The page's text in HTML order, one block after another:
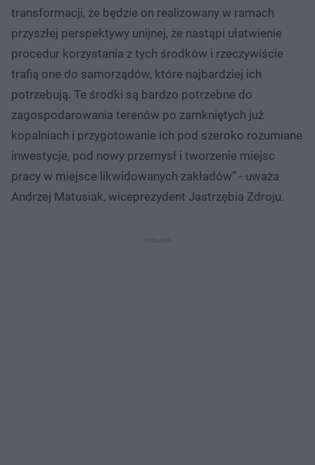
transformacji, że będzie on realizowany w ramach
przyszłej perspektywy unijnej, że nastąpi ułatwienie
procedur korzystania z tych środków i rzeczywiście
trafią one do samorządów, które najbardziej ich
potrzebują. Te środki są bardzo potrzebne do
zagospodarowania terenów po zamkniętych już
kopalniach i przygotowanie ich pod szeroko rozumiane
inwestycje, pod nowy przemysł i tworzenie miejsc
pracy w miejsce likwidowanych zakładów” - uważa
Andrzej Matusiak, wiceprezydent Jastrzębia Zdroju.